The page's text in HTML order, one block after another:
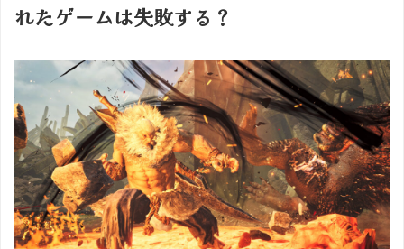
れたゲームは失敗する？